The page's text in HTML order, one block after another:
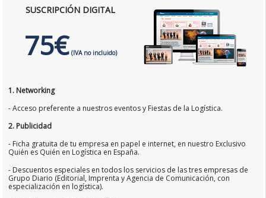
SUSCRIPCIÓN DIGITAL
75€ (IVA no incluido)
1. Networking
- Acceso preferente a nuestros eventos y Fiestas de la Logística.
2. Publicidad
- Ficha gratuita de tu empresa en papel e internet, en nuestro Exclusivo
Quién es Quién en Logística en España.
- Descuentos especiales en todos los servicios de las tres empresas de
Grupo Diario (Editorial, Imprenta y Agencia de Comunicación, con
especialización en logística).